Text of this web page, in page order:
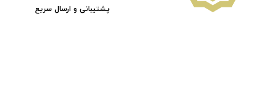
پشتیبانی و ارسال سریع